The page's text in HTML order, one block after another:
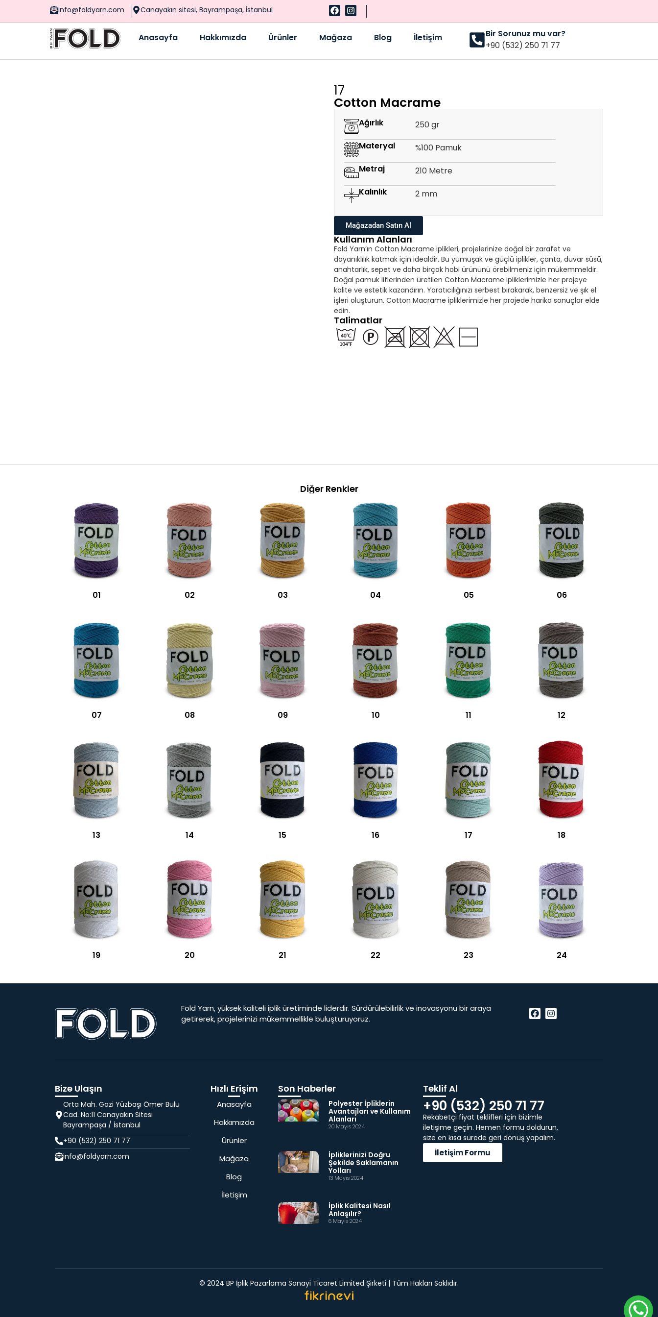
info@foldyarn.com Canayakın sitesi, Bayrampaşa, İstanbul
Anasayfa Hakkımızda Ürünler Mağaza Blog İletişim
Bir Sorunuz mu var?
+90 (532) 250 71 77
17
Cotton Macrame
Ağırlık
250 gr
Materyal
%100 Pamuk
Metraj
210 Metre
Kalınlık
2 mm
Mağazadan Satın Al
Kullanım Alanları
Fold Yarn’ın Cotton Macrame iplikleri, projelerinize doğal bir zarafet ve
dayanıklılık katmak için idealdir. Bu yumuşak ve güçlü iplikler, çanta, duvar süsü,
anahtarlık, sepet ve daha birçok hobi ürününü örebilmeniz için mükemmeldir.
Doğal pamuk liflerinden üretilen Cotton Macrame ipliklerimizle her projeye
kalite ve estetik kazandırın. Yaratıcılığınızı serbest bırakarak, benzersiz ve şık el
işleri oluşturun. Cotton Macrame ipliklerimizle her projede harika sonuçlar elde
edin.
Talimatlar
Diğer Renkler
01 02 03 04 05 06
07 08 09 10 11 12
13 14 15 16 17 18
19 20 21 22 23 24
Fold Yarn, yüksek kaliteli iplik üretiminde liderdir. Sürdürülebilirlik ve inovasyonu bir araya
getirerek, projelerinizi mükemmellikle buluşturuyoruz.
Bize Ulaşın
Orta Mah. Gazi Yüzbaşı Ömer Bulu
Cad. No:11 Canayakın Sitesi
Bayrampaşa / İstanbul
+90 (532) 250 71 77
info@foldyarn.com
Hızlı Erişim
Anasayfa
Hakkımızda
Ürünler
Mağaza
Blog
İletişim
Son Haberler
Polyester İpliklerin
Avantajları ve Kullanım
Alanları
20 Mayıs 2024
İpliklerinizi Doğru
Şekilde Saklamanın
Yolları
13 Mayıs 2024
İplik Kalitesi Nasıl
Anlaşılır?
6 Mayıs 2024
Teklif Al
+90 (532) 250 71 77
Rekabetçi fiyat teklifleri için bizimle
iletişime geçin. Hemen formu doldurun,
size en kısa sürede geri dönüş yapalım.
İletişim Formu
© 2024 BP İplik Pazarlama Sanayi Ticaret Limited Şirketi | Tüm Hakları Saklıdır.